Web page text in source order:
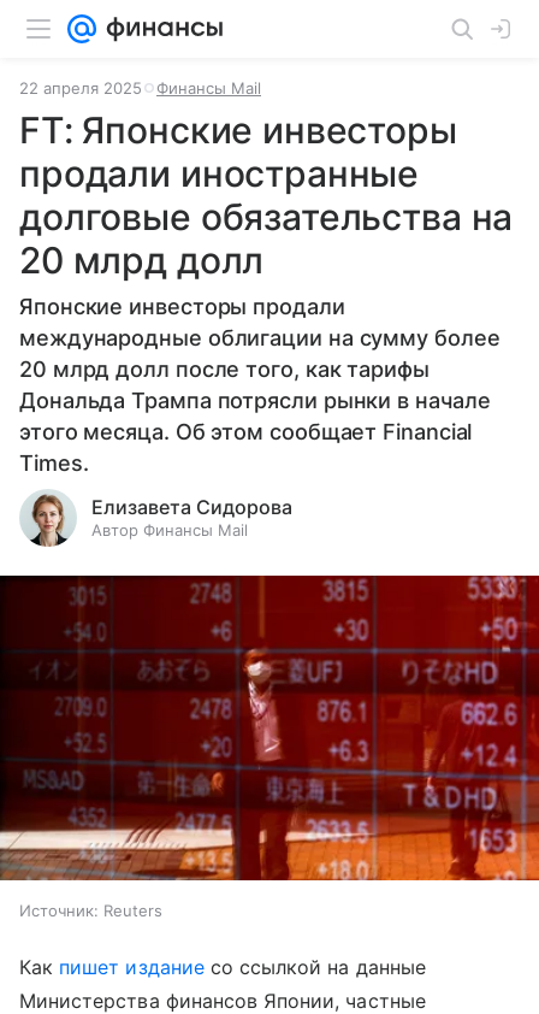
22 апреля 2025 Финансы Mail
FT: Японские инвесторы
продали иностранные
долговые обязательства на
20 млрд долл
Японские инвесторы продали
международные облигации на сумму более
20 млрд долл после того, как тарифы
Дональда Трампа потрясли рынки в начале
этого месяца. Об этом сообщает Financial
Times.
Елизавета Сидорова
Автор Финансы Mail
Источник: Reuters
Как пишет изданиесо ссылкой на данные
Министерства финансов Японии, частные